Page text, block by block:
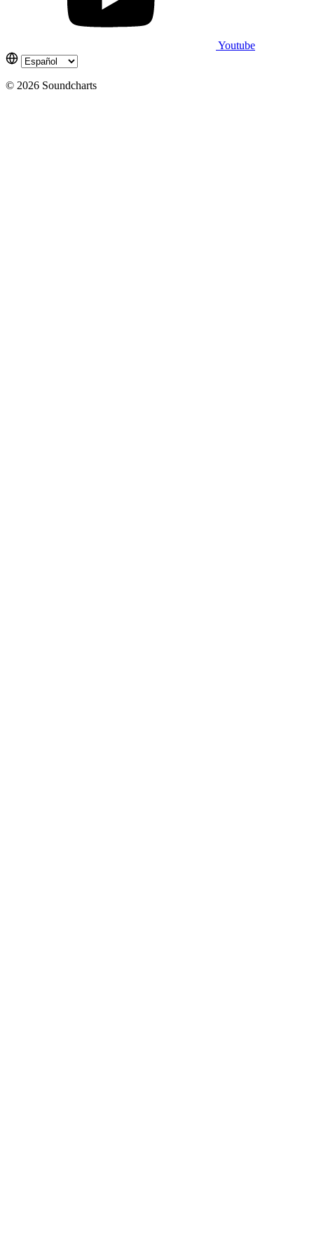
Youtube
© 2026 Soundcharts